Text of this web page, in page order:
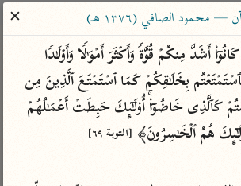
معنا في نشر القرآن والعلم الشرعي
الباحث القرآني
علوم مصاحف معاجم
Type 2 or more
محمود الصافي (١٣٧٦ هـ)
✕
هُمُ ٱلۡخَـٰسِرُونَ﴾ [التوبة ٦٩]